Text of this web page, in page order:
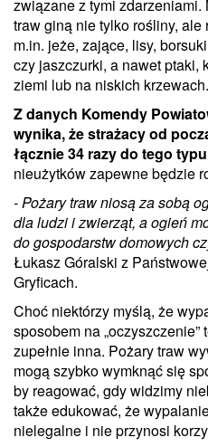
związane z tymi
traw giną nie tylko rośliny,
m.in. jeże, zające, lisy,
czy jaszczurki, a nawet ptaki,
ziemi lub na niskich krzewach.
Z danych Komendy
wynika, że strażacy od
łącznie 34 razy do tego
nieużytków zapewne będzie
- Pożary traw niosą za sobą
dla ludzi i zwierząt, a ogień
do gospodarstw domowych
Łukasz Góralski z
Gryficach.
Choć niektórzy myślą, że
sposobem na
zupełnie inna. Pożary traw
mogą szybko wymknąć się
by reagować, gdy widzimy
także edukować, że
nielegalne i nie przynosi